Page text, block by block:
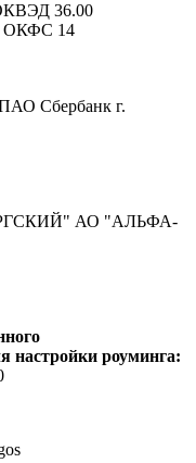
36.00
ОКФС 14
Сбербанк г.
АО "АЛЬФА-
настройки роуминга: